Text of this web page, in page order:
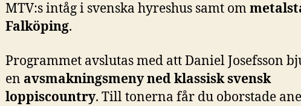
MTV:s intåg i svenska hyreshus samt om
Falköping.
Programmet avslutas med att Daniel Josefsson
en avsmakningsmeny ned klassisk svensk
loppiscountry. Till tonerna får du oborstade